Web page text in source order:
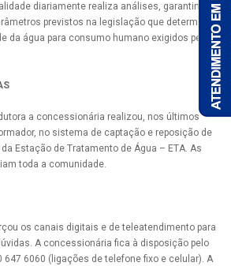
diariamente realiza análises, garantindo
previstos na legislação que determina
da água para consumo humano exigidos pela
a concessionária realizou, nos últimos
no sistema de captação e reposição de
Estação de Tratamento de Água – ETA. As
toda a comunidade.
os canais digitais e de teleatendimento para
A concessionária fica à disposição pelo
647 6060 (ligações de telefone fixo e celular). A